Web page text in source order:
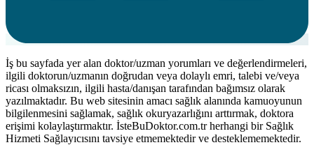
İş bu sayfada yer alan doktor/uzman yorumları ve değerlendirmeleri,
ilgili doktorun/uzmanın doğrudan veya dolaylı emri, talebi ve/veya
ricası olmaksızın, ilgili hasta/danışan tarafından bağımsız olarak
yazılmaktadır. Bu web sitesinin amacı sağlık alanında kamuoyunun
bilgilenmesini sağlamak, sağlık okuryazarlığını arttırmak, doktora
erişimi kolaylaştırmaktır. İsteBuDoktor.com.tr herhangi bir Sağlık
Hizmeti Sağlayıcısını tavsiye etmemektedir ve desteklememektedir.